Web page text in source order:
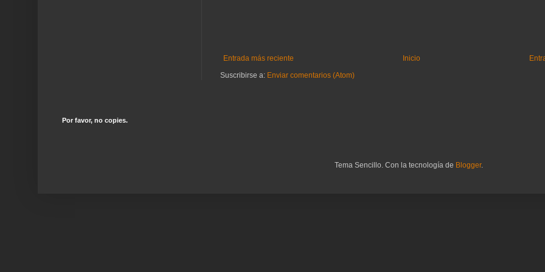
Entrada más reciente
Inicio
Suscribirse a: Enviar comentarios (Atom)
Por favor, no copies.
Tema Sencillo. Con la tecnología de Blogger.